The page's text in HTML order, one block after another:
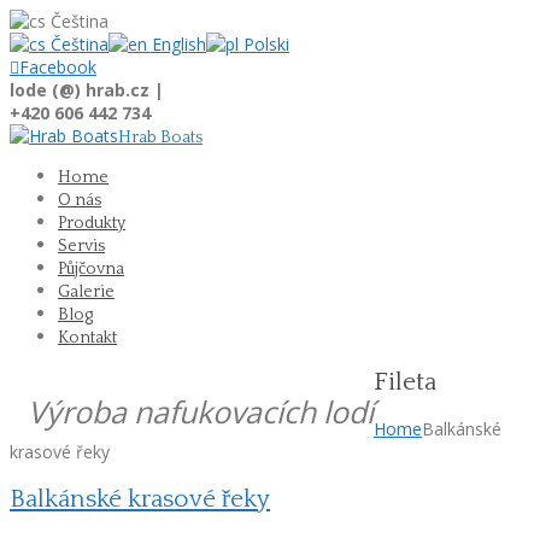
Čeština
Čeština
English
Polski
Facebook
lode (@) hrab.cz |
+420 606 442 734
Hrab Boats
Home
O nás
Produkty
Servis
Půjčovna
Galerie
Blog
Kontakt
Výroba nafukovacích lodí
Fileta
HomeBalkánské
krasové řeky
Balkánské krasové řeky